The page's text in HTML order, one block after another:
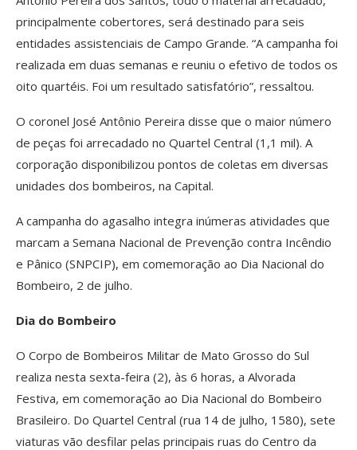
principalmente cobertores, será destinado para seis
entidades assistenciais de Campo Grande. “A campanha foi
realizada em duas semanas e reuniu o efetivo de todos os
oito quartéis. Foi um resultado satisfatório”, ressaltou.
O coronel José Antônio Pereira disse que o maior número
de peças foi arrecadado no Quartel Central (1,1 mil). A
corporação disponibilizou pontos de coletas em diversas
unidades dos bombeiros, na Capital.
A campanha do agasalho integra inúmeras atividades que
marcam a Semana Nacional de Prevenção contra Incêndio
e Pânico (SNPCIP), em comemoração ao Dia Nacional do
Bombeiro, 2 de julho.
Dia do Bombeiro
O Corpo de Bombeiros Militar de Mato Grosso do Sul
realiza nesta sexta-feira (2), às 6 horas, a Alvorada
Festiva, em comemoração ao Dia Nacional do Bombeiro
Brasileiro. Do Quartel Central (rua 14 de julho, 1580), sete
viaturas vão desfilar pelas principais ruas do Centro da